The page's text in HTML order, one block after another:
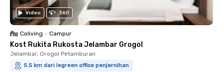
Video 360
Coliving • Campur
Kost Rukita Rukosta Jelambar Grogol
Jelambar, Grogol Petamburan
5.5 km dari legreen office penjernihan